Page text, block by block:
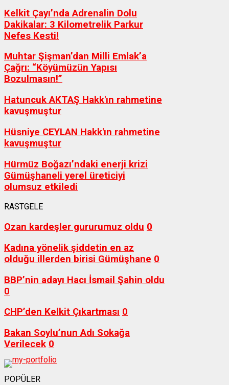
Kelkit Çayı’nda Adrenalin Dolu
Dakikalar: 3 Kilometrelik Parkur
Nefes Kesti!
Muhtar Şişman’dan Milli Emlak’a
Çağrı: “Köyümüzün Yapısı
Bozulmasın!”
Hatuncuk AKTAŞ Hakk'ın rahmetine
kavuşmuştur
Hüsniye CEYLAN Hakk'ın rahmetine
kavuşmuştur
Hürmüz Boğazı’ndaki enerji krizi
Gümüşhaneli yerel üreticiyi
olumsuz etkiledi
RASTGELE
Ozan kardeşler gururumuz oldu 0
Kadına yönelik şiddetin en az
olduğu illerden birisi Gümüşhane 0
BBP’nin adayı Hacı İsmail Şahin oldu
0
CHP’den Kelkit Çıkartması 0
Bakan Soylu’nun Adı Sokağa
Verilecek 0
POPÜLER